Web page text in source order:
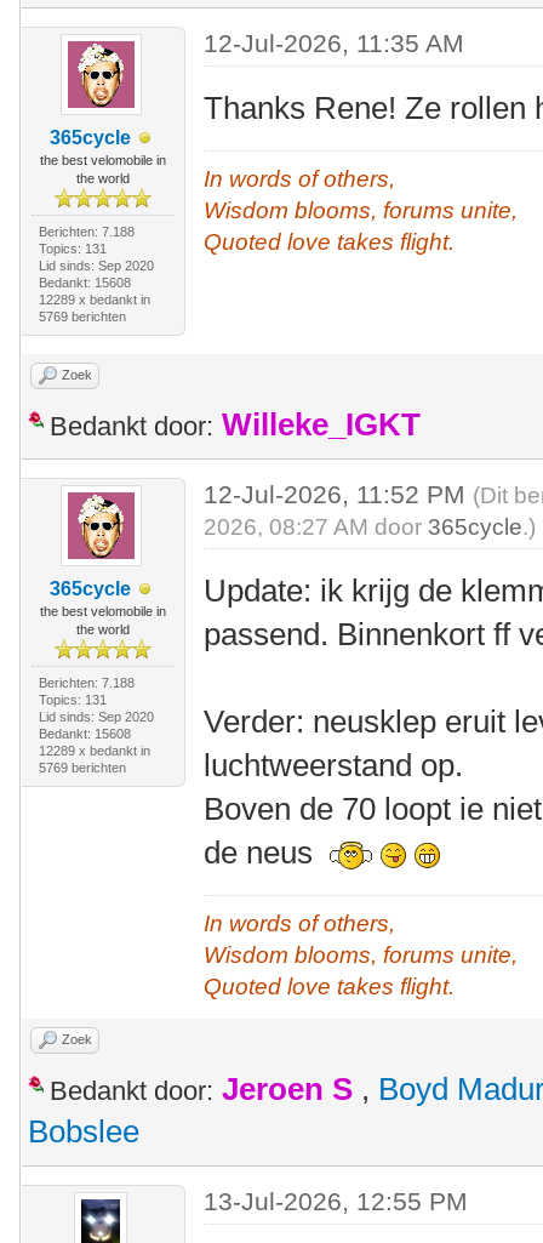
365cycle
the best velomobile in
the world
Berichten: 7.188
Topics: 131
Lid sinds: Sep 2020
Bedankt: 15608
12289 x bedankt in
5769 berichten
12-Jul-2026, 11:35 AM
Thanks Rene! Ze
In words of others,
Wisdom blooms, forums unite,
Quoted love takes flight.
Zoek
Bedankt door: Willeke_IGKT
365cycle
the best velomobile in
the world
Berichten: 7.188
Topics: 131
Lid sinds: Sep 2020
Bedankt: 15608
12289 x bedankt in
5769 berichten
12-Jul-2026, 11:52 PM (Dit
2026, 08:27 AM door 365cycle.)
Update: ik krijg de
passend. Binnenkort ff
Verder: neusklep eruit
luchtweerstand op.
Boven de 70 loopt ie
de neus
In words of others,
Wisdom blooms, forums unite,
Quoted love takes flight.
Zoek
Bedankt door: Jeroen S , Boyd
Bobslee
13-Jul-2026, 12:55 PM